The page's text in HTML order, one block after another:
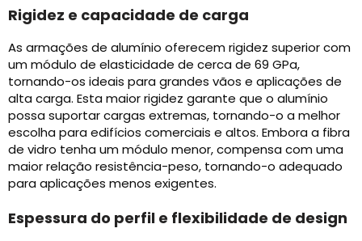
Rigidez e capacidade de carga
As armações de alumínio oferecem rigidez superior com
um módulo de elasticidade de cerca de 69 GPa,
tornando-os ideais para grandes vãos e aplicações de
alta carga. Esta maior rigidez garante que o alumínio
possa suportar cargas extremas, tornando-o a melhor
escolha para edifícios comerciais e altos. Embora a fibra
de vidro tenha um módulo menor, compensa com uma
maior relação resistência-peso, tornando-o adequado
para aplicações menos exigentes.
Espessura do perfil e flexibilidade de design